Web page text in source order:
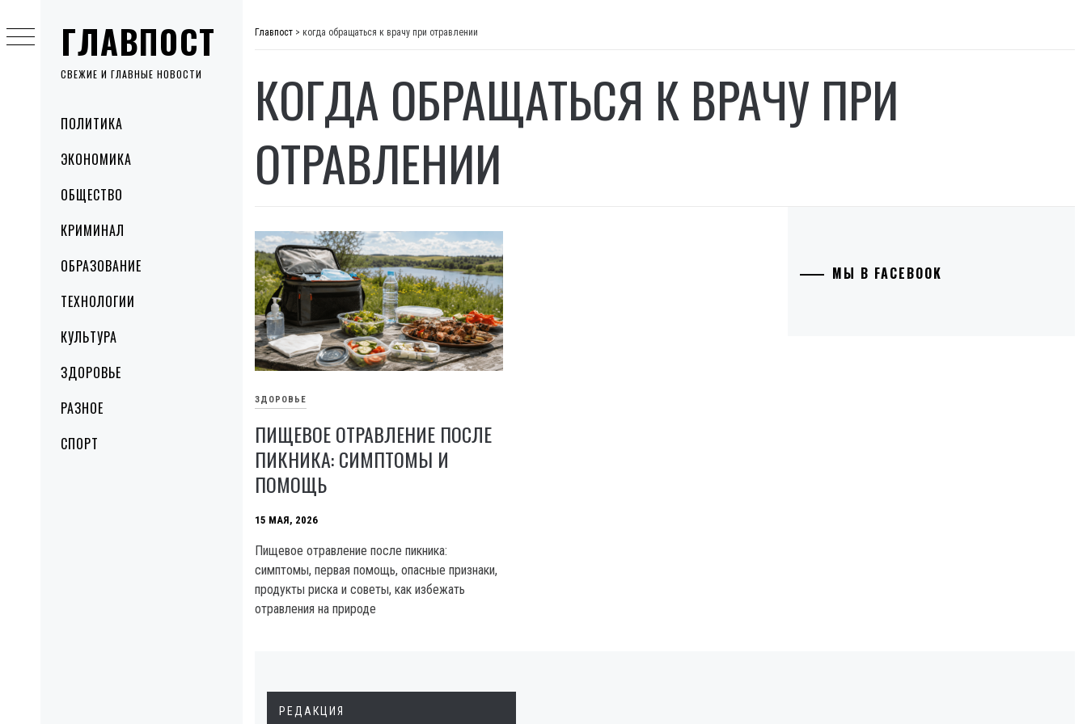
ГЛАВПОСТ
СВЕЖИЕ И ГЛАВНЫЕ НОВОСТИ
MenuПОЛИТИКА
ЭКОНОМИКА
ОБЩЕСТВО
КРИМИНАЛ
ОБРАЗОВАНИЕ
ТЕХНОЛОГИИ
КУЛЬТУРА
ЗДОРОВЬЕ
РАЗНОЕ
СПОРТ
to
content
Главпост > когда обращаться к врачу при отравлении
КОГДА ОБРАЩАТЬСЯ К ВРАЧУ ПРИ
ОТРАВЛЕНИИ
ЗДОРОВЬЕ
ПИЩЕВОЕ ОТРАВЛЕНИЕ ПОСЛЕ
ПИКНИКА: СИМПТОМЫ И
ПОМОЩЬ
15 МАЯ, 2026
Пищевое отравление после пикника:
симптомы, первая помощь, опасные признаки,
продукты риска и советы, как избежать
отравления на природе
МЫ В FACEBOOK
РЕДАКЦИЯ